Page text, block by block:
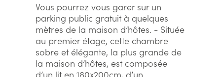
Vous pourrez vous garer sur un
parking public gratuit à quelques
mètres de la maison d’hôtes. - Située
au premier étage, cette chambre
sobre et élégante, la plus grande de
la maison d’hôtes, est composée
d’un lit en 180x200cm, d’un